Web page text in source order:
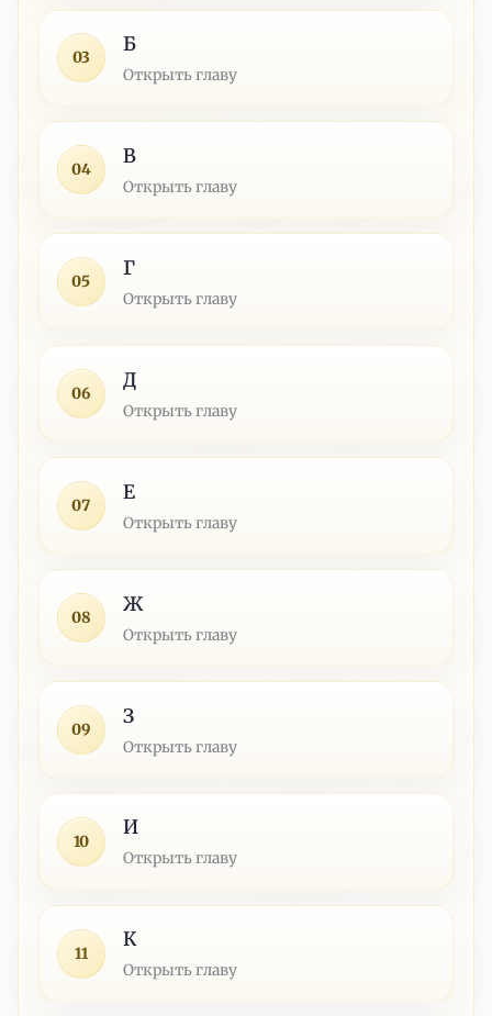
03
Б
Открыть главу
04
В
Открыть главу
05
Г
Открыть главу
06
Д
Открыть главу
07
Е
Открыть главу
08
Ж
Открыть главу
09
З
Открыть главу
10
И
Открыть главу
11
К
Открыть главу